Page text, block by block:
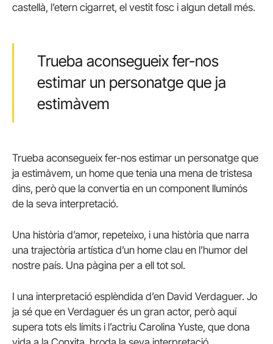
castellà, l’etern cigarret, el vestit fosc i algun detall més.
Trueba aconsegueix fer-nos
estimar un personatge que ja
estimàvem
Trueba aconsegueix fer-nos estimar un personatge que
ja estimàvem, un home que tenia una mena de tristesa
dins, però que la convertia en un component lluminós
de la seva interpretació.
Una història d’amor, repeteixo, i una història que narra
una trajectòria artística d’un home clau en l’humor del
nostre país. Una pàgina per a ell tot sol.
I una interpretació esplèndida d’en David Verdaguer. Jo
ja sé que en Verdaguer és un gran actor, però aquí
supera tots els límits i l’actriu Carolina Yuste, que dona